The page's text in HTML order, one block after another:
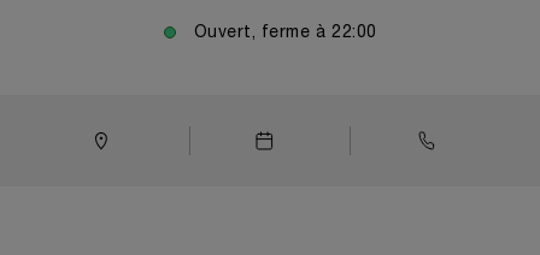
Ouvert, ferme à 22:00